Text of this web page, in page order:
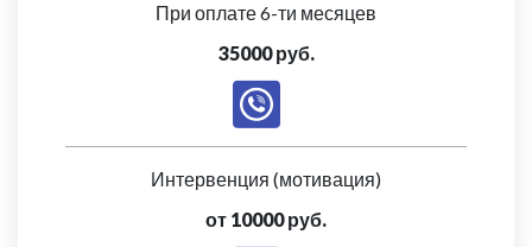
При оплате 6-ти месяцев
35000 руб.
Интервенция (мотивация)
от 10000 руб.